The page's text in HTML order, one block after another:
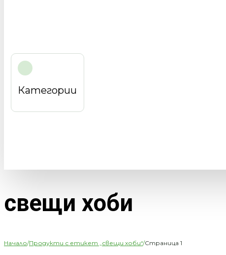
Категории
свещи хоби
Начало/Продукти с етикет „свещи хоби“/Страница 1